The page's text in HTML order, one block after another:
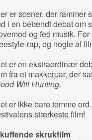
er scener, der
i en betændt debat om
og fed musik.
rap, og nogle af
er en ekstraordinær
fra et makkerpar, der
Will Hunting.
er ikke bare tomme ord.
stærkeste film!
skrukfilm